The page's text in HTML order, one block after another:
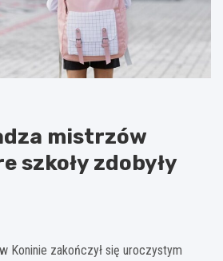
mistrzów
szkoły zdobyły
Koninie zakończył się uroczystym